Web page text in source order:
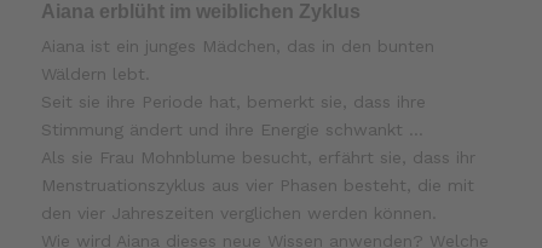
Aiana erblüht im weiblichen Zyklus
Aiana ist ein junges Mädchen, das in den bunten
Wäldern lebt.
Seit sie ihre Periode hat, bemerkt sie, dass ihre
Stimmung ändert und ihre Energie schwankt …
Als sie Frau Mohnblume besucht, erfährt sie, dass ihr
Menstruationszyklus aus vier Phasen besteht, die mit
den vier Jahreszeiten verglichen werden können.
Wie wird Aiana dieses neue Wissen anwenden? Welche